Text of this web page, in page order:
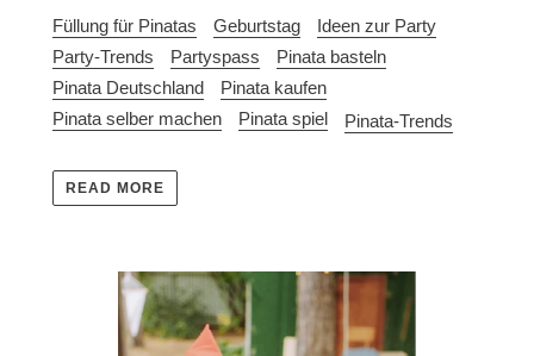
Füllung für Pinatas Geburtstag
Ideen zur Party
Party-Trends
Partyspass
Pinata basteln
Pinata Deutschland
Pinata kaufen
Pinata selber machen
Pinata spiel Pinata-Trends
READ MORE